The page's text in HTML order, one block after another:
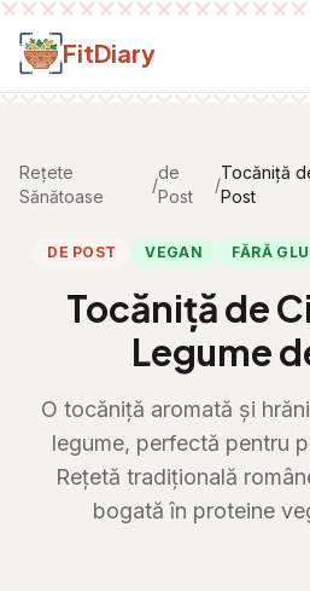
Salt la conținut
FitDiary
Rețete
Sănătoase
/
de
Post
/
Tocăniță
Post
DE POST VEGAN FĂRĂ
Tocăniță de
Legume
O tocăniță aromată și
legume, perfectă pentru
Rețetă tradițională
bogată în proteine